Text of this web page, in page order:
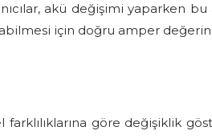
akü değişimi yaparken
için doğru amper
göre değişiklik